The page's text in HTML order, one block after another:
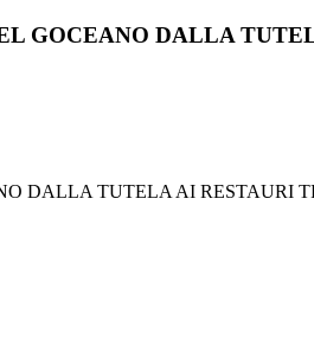
GOCEANO DALLA
DALLA TUTELA AI RESTAURI